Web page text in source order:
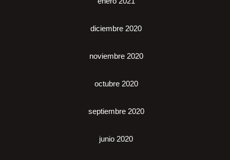
diciembre 2020
noviembre 2020
octubre 2020
septiembre 2020
junio 2020